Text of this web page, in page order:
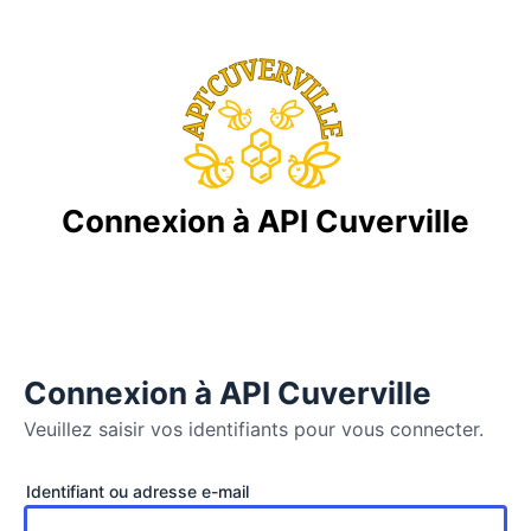
Connexion à API Cuverville
Veuillez saisir vos identifiants pour vous connecter.
Se
Identifiant ou adresse e-mail
Connexion à API Cuverville